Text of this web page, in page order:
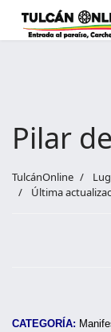
Pilar
TulcánOnline
Última
CATEGORÍA: